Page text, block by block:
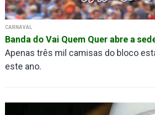
CARNAVAL
Banda do Vai Quem Quer abre a
Apenas três mil camisas do bloco
este ano.